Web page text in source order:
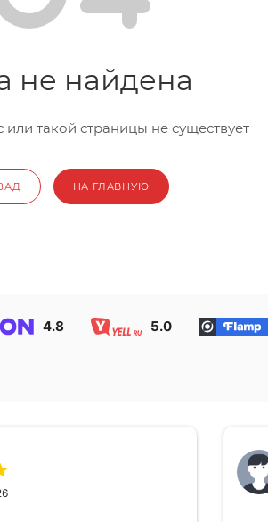
не найдена
такой страницы не существует
НА ГЛАВНУЮ
4.8 5.0